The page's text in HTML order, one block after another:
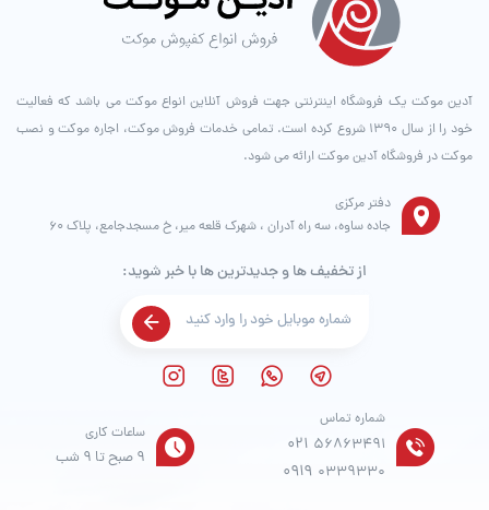
آدین موکت یک فروشگاه اینترنتی جهت فروش آنلاین انواع موکت می باشد که فعالیت
خود را از سال ۱۳۹۰ شروع کرده است. تمامی خدمات فروش موکت، اجاره موکت و نصب
موکت در فروشگاه آدین موکت ارائه می شود.
شماره تماس
021 56863491
0919 0339330
ساعات کاری
9 صبح تا 9 شب
دفتر مرکزی
جاده ساوه، سه راه آدران ، شهرک قلعه میر، خ مسجدجامع، پلاک 60
از تخفیف ها و جدیدترین ها با خبر شوید: